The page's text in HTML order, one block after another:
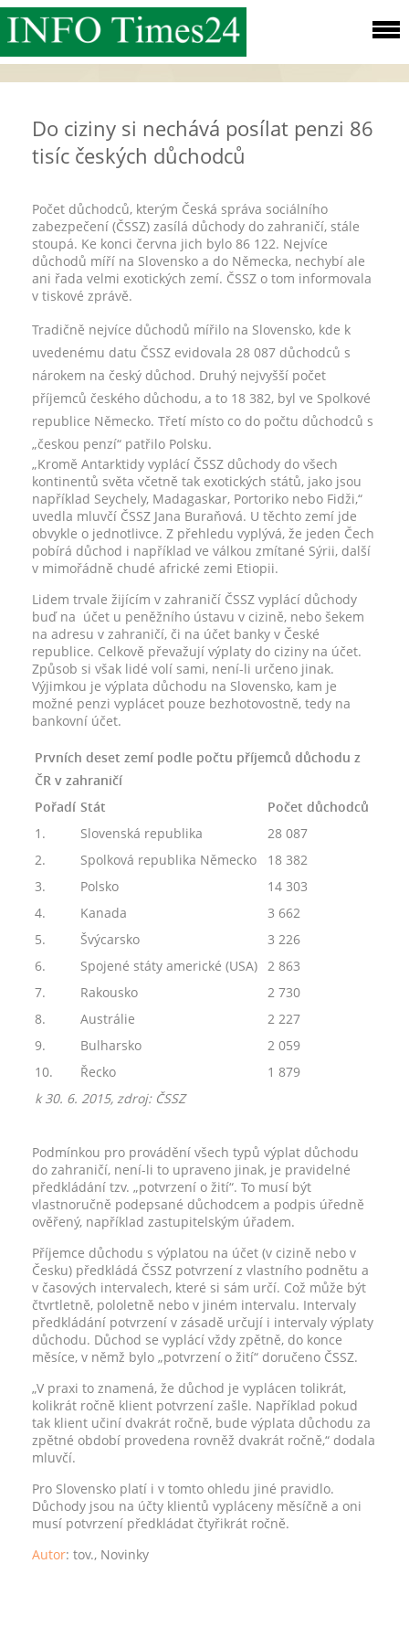
Do ciziny si nechává posílat penzi 86
tisíc českých důchodců
Počet důchodců, kterým Česká správa sociálního
zabezpečení (ČSSZ) zasílá důchody do zahraničí, stále
stoupá. Ke konci června jich bylo 86 122. Nejvíce
důchodů míří na Slovensko a do Německa, nechybí ale
ani řada velmi exotických zemí. ČSSZ o tom informovala
v tiskové zprávě.
Tradičně nejvíce důchodů mířilo na Slovensko, kde k
uvedenému datu ČSSZ evidovala 28 087 důchodců s
nárokem na český důchod. Druhý nejvyšší počet
příjemců českého důchodu, a to 18 382, byl ve Spolkové
republice Německo. Třetí místo co do počtu důchodců s
„českou penzí“ patřilo Polsku.
„Kromě Antarktidy vyplácí ČSSZ důchody do všech
kontinentů světa včetně tak exotických států, jako jsou
například Seychely, Madagaskar, Portoriko nebo Fidži,“
uvedla mluvčí ČSSZ Jana Buraňová. U těchto zemí jde
obvykle o jednotlivce. Z přehledu vyplývá, že jeden Čech
pobírá důchod i například ve válkou zmítané Sýrii, další
v mimořádně chudé africké zemi Etiopii.
Lidem trvale žijícím v zahraničí ČSSZ vyplácí důchody
buď na účet u peněžního ústavu v cizině, nebo šekem
na adresu v zahraničí, či na účet banky v České
republice. Celkově převažují výplaty do ciziny na účet.
Způsob si však lidé volí sami, není-li určeno jinak.
Výjimkou je výplata důchodu na Slovensko, kam je
možné penzi vyplácet pouze bezhotovostně, tedy na
bankovní účet.
Prvních deset zemí podle počtu příjemců důchodu z
ČR v zahraničí
Pořadí Stát
Počet důchodců
1.
Slovenská republika
28 087
2.
Spolková republika Německo
18 382
3.
Polsko
14 303
4.
Kanada
3 662
5.
Švýcarsko
3 226
6.
Spojené státy americké (USA) 2 863
7.
Rakousko
2 730
8.
Austrálie
2 227
9.
Bulharsko
2 059
10.
Řecko
1 879
k 30. 6. 2015, zdroj: ČSSZ
Podmínkou pro provádění všech typů výplat důchodu
do zahraničí, není-li to upraveno jinak, je pravidelné
předkládání tzv. „potvrzení o žití“. To musí být
vlastnoručně podepsané důchodcem a podpis úředně
ověřený, například zastupitelským úřadem.
Příjemce důchodu s výplatou na účet (v cizině nebo v
Česku) předkládá ČSSZ potvrzení z vlastního podnětu a
v časových intervalech, které si sám určí. Což může být
čtvrtletně, pololetně nebo v jiném intervalu. Intervaly
předkládání potvrzení v zásadě určují i intervaly výplaty
důchodu. Důchod se vyplácí vždy zpětně, do konce
měsíce, v němž bylo „potvrzení o žití“ doručeno ČSSZ.
„V praxi to znamená, že důchod je vyplácen tolikrát,
kolikrát ročně klient potvrzení zašle. Například pokud
tak klient učiní dvakrát ročně, bude výplata důchodu za
zpětné období provedena rovněž dvakrát ročně,“ dodala
mluvčí.
Pro Slovensko platí i v tomto ohledu jiné pravidlo.
Důchody jsou na účty klientů vypláceny měsíčně a oni
musí potvrzení předkládat čtyřikrát ročně.
Autor: tov., Novinky